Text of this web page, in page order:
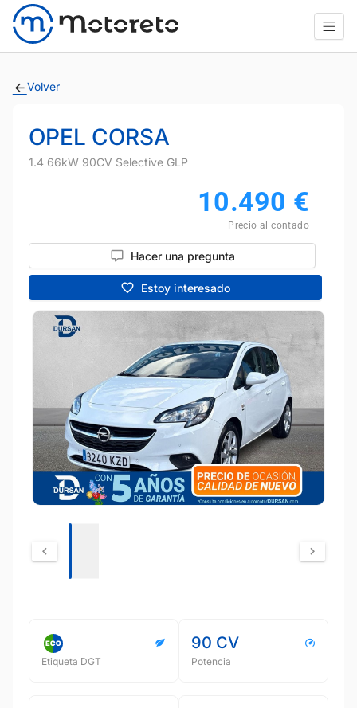
Volver
OPEL CORSA
1.4 66kW 90CV Selective GLP
10.490 €
Precio al contado
Hacer una pregunta
Estoy interesado
Etiqueta DGT
90 CV
Potencia